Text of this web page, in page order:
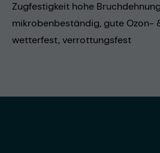
Zugfestigkeit hohe
mikrobenbeständig, gute Ozon-
wetterfest, verrottungsfest